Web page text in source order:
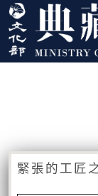
跳到主要內容
:::
緊張的工匠